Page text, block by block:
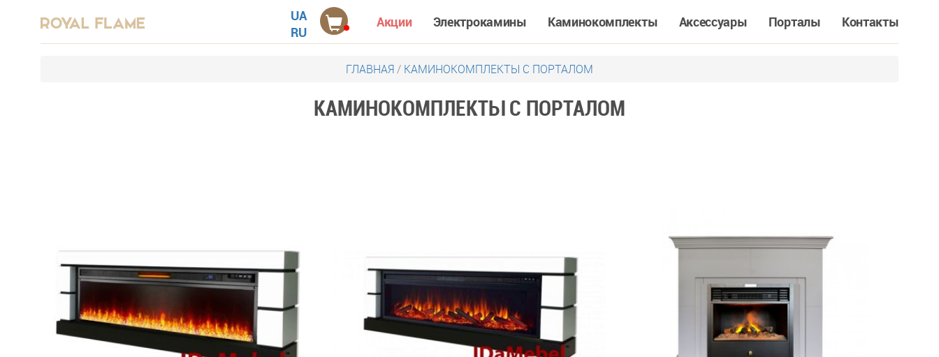
Акции Электрокамины Каминокомплекты Аксессуары Порталы Контакты
UA
RU
ГЛАВНАЯ/ КАМИНОКОМПЛЕКТЫ С ПОРТАЛОМ
КАМИНОКОМПЛЕКТЫ С ПОРТАЛОМ